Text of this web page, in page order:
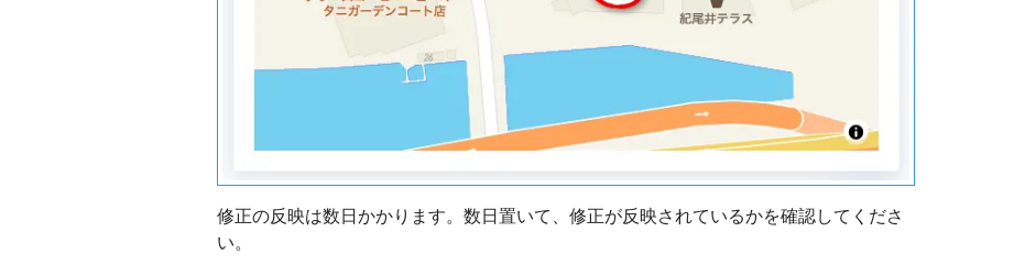
修正の反映は数日かかります。数日置いて、修正が反映されているかを確認してくださ
い。